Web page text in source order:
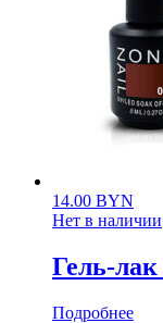
14.00 BYN
Нет в наличии
Гель-
Подробнее